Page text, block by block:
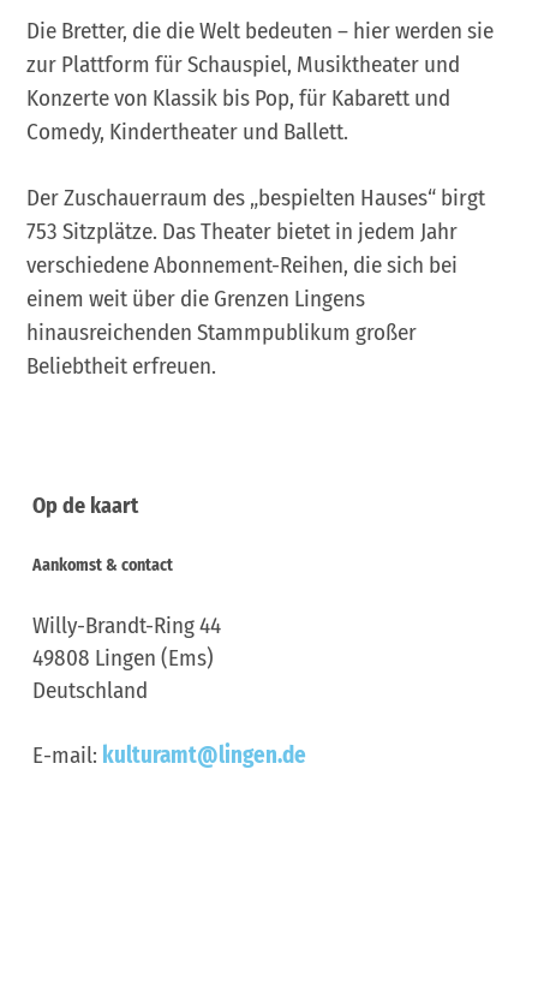
Die Bretter, die die Welt bedeuten – hier werden sie
zur Plattform für Schauspiel, Musiktheater und
Konzerte von Klassik bis Pop, für Kabarett und
Comedy, Kindertheater und Ballett.
Der Zuschauerraum des „bespielten Hauses“ birgt
753 Sitzplätze. Das Theater bietet in jedem Jahr
verschiedene Abonnement-Reihen, die sich bei
einem weit über die Grenzen Lingens
hinausreichenden Stammpublikum großer
Beliebtheit erfreuen.
Op de kaart
Aankomst & contact
Willy-Brandt-Ring 44
49808 Lingen (Ems)
Deutschland
E-mail: kulturamt@lingen.de